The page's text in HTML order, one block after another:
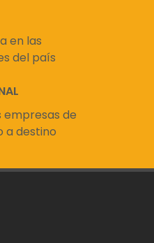
en las
del país
empresas de
a destino